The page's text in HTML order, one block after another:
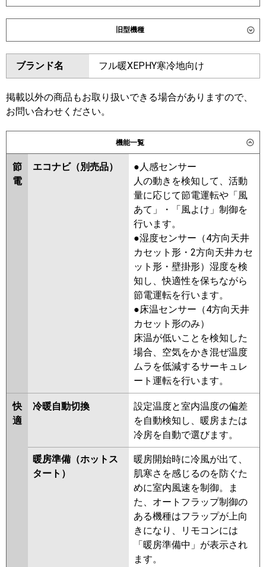
ダイキン SZRV80CT SDRV80BB
東芝 GFHA08011BU GFSA08013BU
三菱電機 PSZ-HRMP80K6 PSZ-ERMP80K6
日立 RPV-GP80RHN3 RPV-GP80RSH6
三菱重工 FDFV806H5SB
PA-P80B7HC
旧型機種
ダイキン SZRV80BZT SZRV80BYT
SZRV80BJT SDRV80B
SZRV80BFT SZRV80BCT
東芝 RFHA08031BU RFSA08033BU
RFSA08033B ALHA08054B
ALHA08054B-R
AFHA08064B ALEA08057B
ALSA08057B AFEA08067B
AFSA08067B
PSZ-HRMP80K5
PSZ-ERMP80K5
PSZ-HRMP80K4
PSZ-ERMP80K4
PSZ-HRMP80K3
PSZ-ERMP80K3
PSZ-HRMP80K2 PSZ-ERMP80K2
PSZ-HRMP80KZ PSZ-ERMP80KZ
PSZ-HRMP80KY PSZ-ERMP80KY
PSZ-HRMP80KV PSZ-ERMP80KV
PSZ-ERMP80KR
RPV-GP80RHN2 RPV-GP80RSH5
RPV-GP80RHN1 RPV-GP80RSH4
RPV-GP80RSH3 RPV-GP80RHN
RPV-GP80RSH2 RPV-AP80HN4
RPV-GP80RSH1 RPV-GP80RSH
三菱重工 FDFV805HB5SB FDFV805HB5SA
FDFK805H5SA FDFV805H5SA
FDFK805H5S FDFV805H5S
パナソニック PA-P80B7KNB PA-P80B7HB PA-
P80B7HNB PA-P80B7K PA-
P80B7KN PA-P80B7H PA-
P80B7HN PA-P80B6KB PA-
P80B6KNB PA-P80B6CNB PA-
P80B6CB PA-P80B6HB PA-
P80B6HNB PA-P80B6KA
ブランド名 フル暖XEPHY寒冷地向け
掲載以外の商品もお取り扱いできる場合がありますので、
お問い合わせください。
機能一覧
節
電
エコナビ（別売品）
●人感センサー
人の動きを検知して、活動
量に応じて節電運転や「風
あて」・「風よけ」制御を
行います。
●湿度センサー（4方向天井
カセット形・2方向天井カセ
ット形・壁掛形）湿度を検
知し、快適性を保ちながら
節電運転を行います。
●床温センサー（4方向天井
カセット形のみ）
床温が低いことを検知した
場合、空気をかき混ぜ温度
ムラを低減するサーキュレ
ート運転を行います。
快
適
冷暖自動切換
設定温度と室内温度の偏差
を自動検知し、暖房または
冷房を自動で選びます。
暖房準備（ホットス
タート）
暖房開始時に冷風が出て、
肌寒さを感じるのを防ぐた
めに室内風速を制御。ま
た、オートフラップ制御の
ある機種はフラップが上向
きになり、リモコンには
「暖房準備中」が表示され
ます。